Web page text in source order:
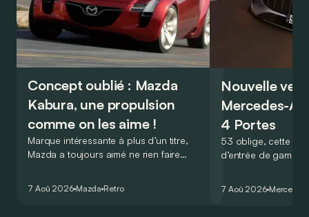
Concept oublié : Mazda
Kabura, une propulsion
comme on les aime !
Marque intéressante à plus d’un titre,
Mazda a toujours aimé ne rien faire
de la plus belle des manières…
7 Aoû 2026 Mazda Retro
Nouvelle
Mercedes-
4 Portes
53 oblige, cette
d’entrée de
moins…
7 Aoû 2026 Mercedes